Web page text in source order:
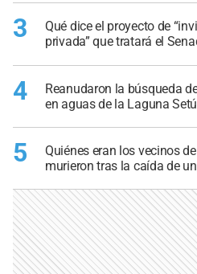
3
Qué dice el proyecto de
privada” que tratará el
4
Reanudaron la búsqueda
en aguas de la Laguna
5
Quiénes eran los vecinos
murieron tras la caída de